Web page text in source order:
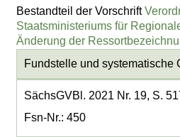
Bestandteil der Vorschrift
Staatsministeriums für
Änderung der
Fundstelle und systematische
SächsGVBl. 2021 Nr. 19, S.
Fsn-Nr.: 450